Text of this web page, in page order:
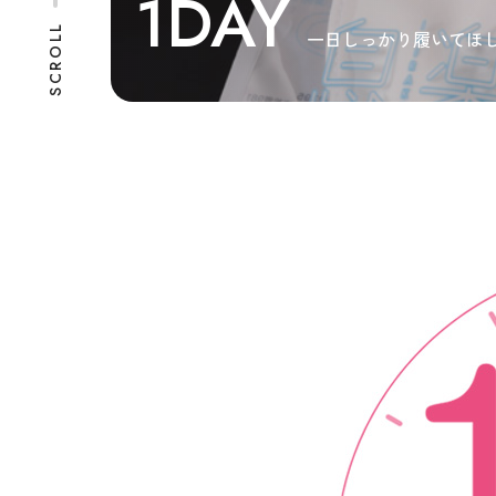
SCROLL 1DAY 一日しっかり履いてほ